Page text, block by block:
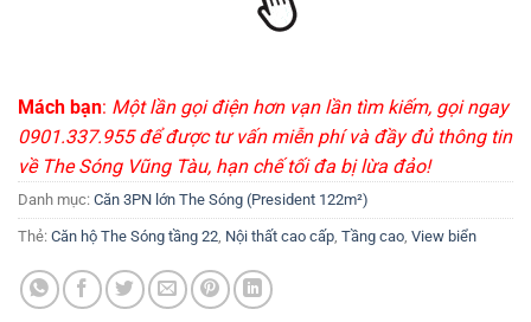
Mách bạn: Một lần gọi điện hơn vạn lần tìm kiếm, gọi ngay
0901.337.955 để được tư vấn miễn phí và đầy đủ thông tin
về The Sóng Vũng Tàu, hạn chế tối đa bị lừa đảo!
Danh mục: Căn 3PN lớn The Sóng (President 122m²)
Thẻ: Căn hộ The Sóng tầng 22 Nội thất cao cấp Tầng cao View biển